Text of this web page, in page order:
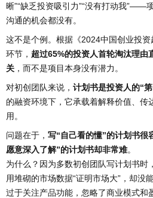
晰”“缺乏投资吸引力”“没有打动我”——
沟通的机会都没有。
这不是个例。根据《2024中国创业投
环节， 超过65%的投资人首轮淘汰理由
关 ，而不是项目本身没有潜力。
对初创团队来说， 计划书是投资人的“
的融资环境下，它承载着解释价值、传
用。
问题在于， 写“自己看的懂”的计划书很
愿意深入了解”的计划书却非常难。
为什么？因为多数初创团队写计划书时
用堆砌的市场数据“证明市场大”，却没
过于关注产品功能，忽略了商业模式和